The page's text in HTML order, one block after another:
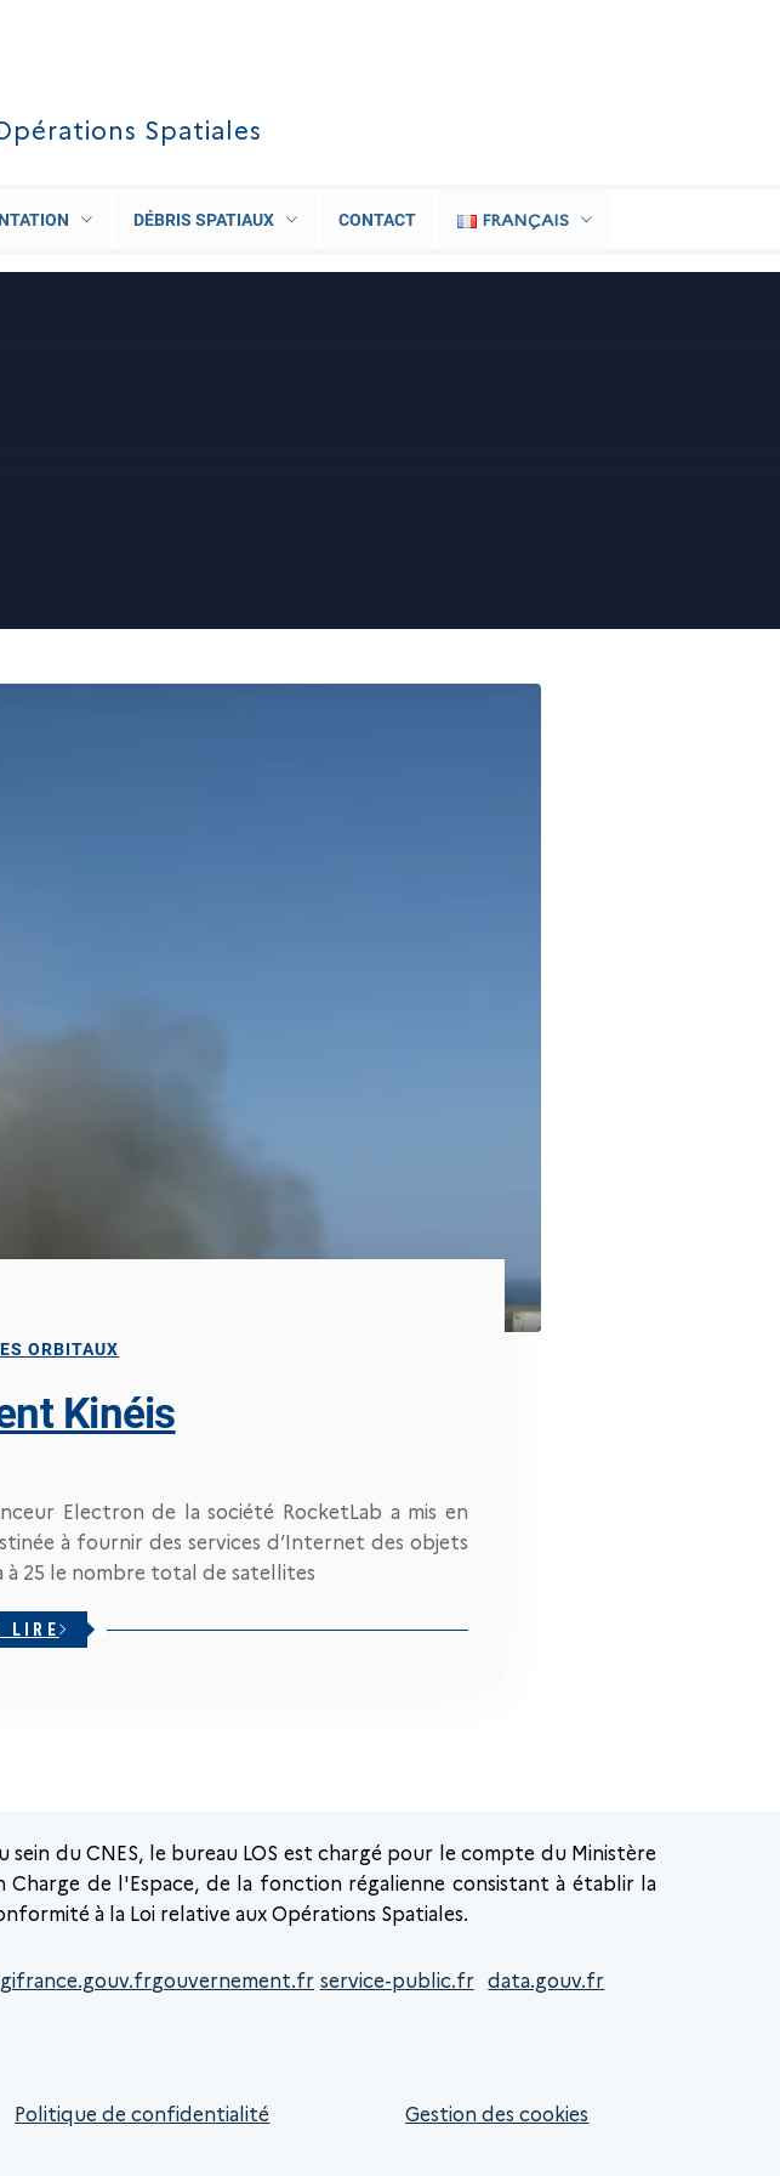
Spatiales
DÉBRIS SPATIAUX CONTACT FRANÇAIS
ORBITAUX
Kinéis
Electron de la société RocketLab a mis en
à fournir des services d’Internet des objets
25 le nombre total de satellites
LIRE
sein du CNES, le bureau LOS est chargé pour le compte du Ministère
Charge de l'Espace, de la fonction régalienne consistant à établir la
à la Loi relative aux Opérations Spatiales.
gouvernement.fr service-public.fr data.gouv.fr
Politique de confidentialité Gestion des cookies